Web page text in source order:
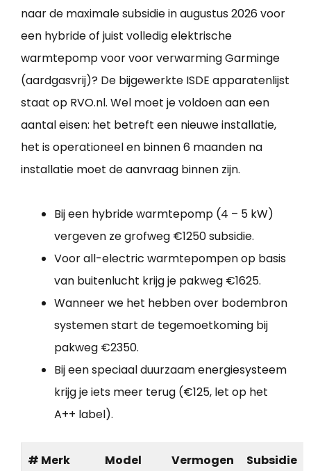
naar de maximale subsidie in augustus 2026 voor
een hybride of juist volledig elektrische
warmtepomp voor voor verwarming Garminge
(aardgasvrij)? De bijgewerkte ISDE apparatenlijst
staat op RVO.nl. Wel moet je voldoen aan een
aantal eisen: het betreft een nieuwe installatie,
het is operationeel en binnen 6 maanden na
installatie moet de aanvraag binnen zijn.
Bij een hybride warmtepomp (4 – 5 kW)
vergeven ze grofweg €1250 subsidie.
Voor all-electric warmtepompen op basis
van buitenlucht krijg je pakweg €1625.
Wanneer we het hebben over bodembron
systemen start de tegemoetkoming bij
pakweg €2350.
Bij een speciaal duurzaam energiesysteem
krijg je iets meer terug (€125, let op het
A++ label).
# Merk Model Vermogen Subsidie